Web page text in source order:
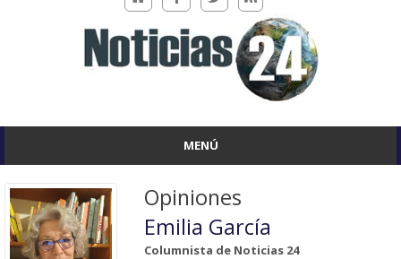
MENÚ
Opiniones
Emilia García
Columnista de Noticias 24